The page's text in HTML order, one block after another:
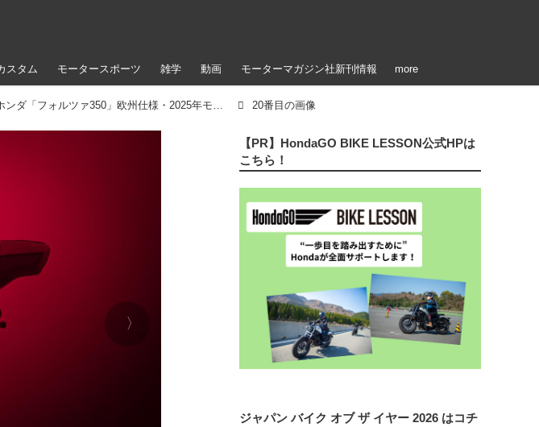
スタム モータースポーツ 雑学 動画 モーターマガジン社新刊情報 more
【写真25枚】ホンダ「フォルツァ350」欧州仕様・2025年モデル 20番目の画像
【PR】HondaGO BIKE LESSON公式HPは
こちら！
ジャパン バイク オブ ザ イヤー 2026 はコチ